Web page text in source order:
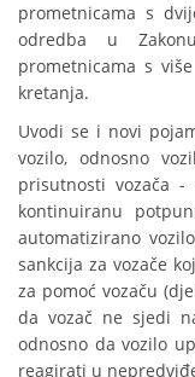
prometnicama s
odredba u
prometnicama s
kretanja.
Uvodi se i novi
vozilo, odnosno
prisutnosti vozača
kontinuiranu
automatizirano
sankcija za vozače
za pomoć vozaču
da vozač ne sjedi
odnosno da vozilo
reagirati u